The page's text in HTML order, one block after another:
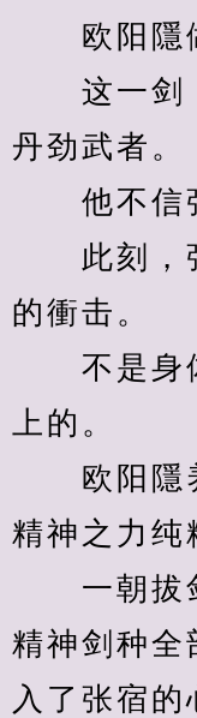
欧阳隱
这一剑，
丹劲武者。
他不信张
此刻，张
的衝击。
不是身体
上的。
欧阳隱养
精神之力纯
一朝拔剑
精神剑种全
入了张宿的